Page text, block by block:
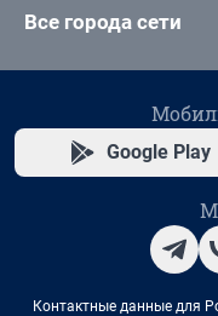
Все города сети
Google Play
Контактные данные для